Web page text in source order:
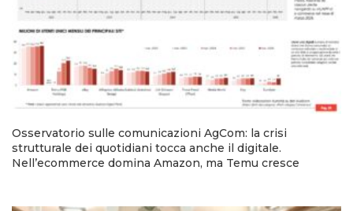
Osservatorio sulle comunicazioni AgCom: la crisi
strutturale dei quotidiani tocca anche il digitale.
Nell’ecommerce domina Amazon, ma Temu cresce